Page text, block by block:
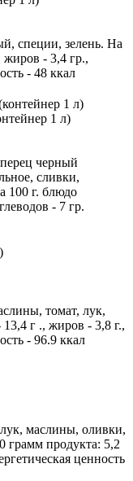
специи, зелень. На
жиров - 3,4 гр.,
- 48 ккал
1 л)
черный
сливки,
100 г. блюдо
- 7 гр.
томат, лук,
г ., жиров - 3,8 г.,
- 96.9 ккал
маслины, оливки,
грамм продукта: 5,2
ценность